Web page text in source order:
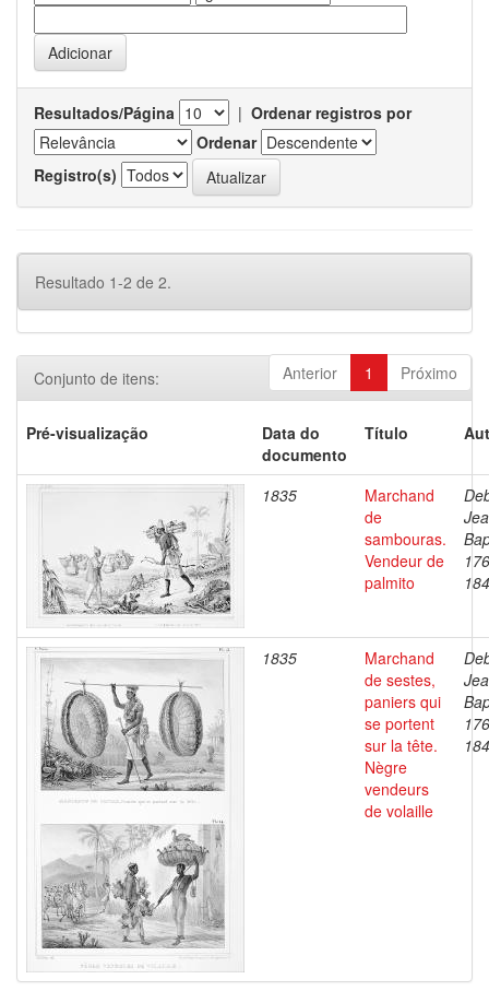
Resultados/Página | Ordenar registros por
Ordenar
Registro(s)
Resultado 1-2 de 2.
Anterior 1 Próximo
Conjunto de itens:
Pré-visualização
Data do
documento
Título
1835
Marchand
de
sambouras.
Vendeur de
palmito
1835
Marchand
de sestes,
paniers qui
se portent
sur la tête.
Nègre
vendeurs
de volaille